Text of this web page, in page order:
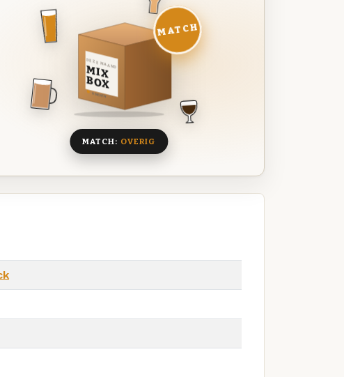
DEZE MAAND
MIX
BOX
8 BIEREN
MATCH
MATCH: OVERIG